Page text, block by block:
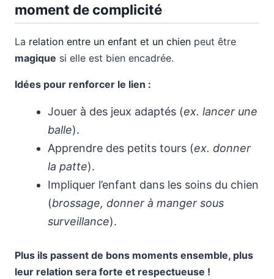
moment de complicité
La relation entre un enfant et un chien peut être
magique si elle est bien encadrée.
Idées pour renforcer le lien :
Jouer à des jeux adaptés (ex. lancer une
balle).
Apprendre des petits tours (ex. donner
la patte).
Impliquer l’enfant dans les soins du chien
(brossage, donner à manger sous
surveillance).
Plus ils passent de bons moments ensemble, plus
leur relation sera forte et respectueuse !